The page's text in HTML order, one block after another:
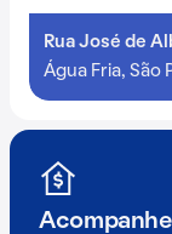
Rua José de
Água Fria, São